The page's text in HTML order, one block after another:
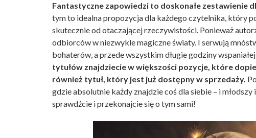
Fantastyczne zapowiedzi to doskonałe zestawienie
tym to idealna propozycja dla każdego czytelnika, który
skutecznie od otaczającej rzeczywistości. Ponieważ
odbiorców w niezwykle magiczne światy. I serwują
bohaterów, a przede wszystkim długie godziny
tytułów znajdziecie w większości pozycje, które
również tytuł, który jest już dostępny w sprzedaży.
gdzie absolutnie każdy znajdzie coś dla siebie – i
sprawdźcie i przekonajcie się o tym sami!